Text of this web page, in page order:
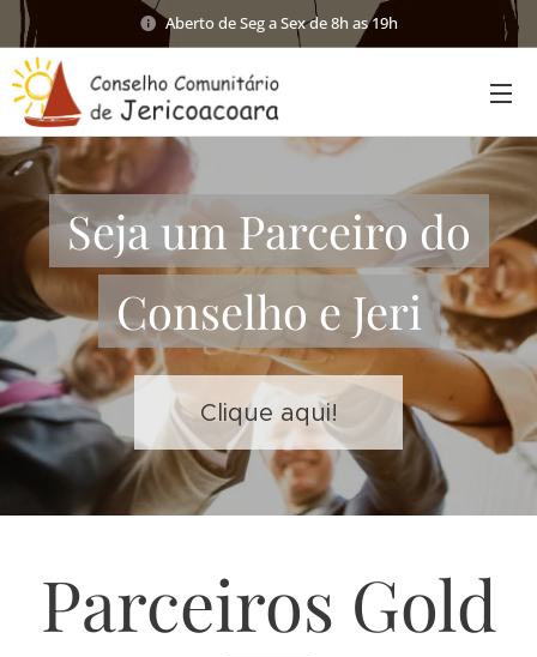
Aberto de Seg a Sex de 8h as 19h
Seja um Parceiro do
Conselho e Jeri
Clique aqui!
Parceiros Gold